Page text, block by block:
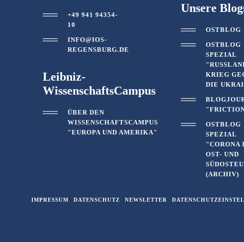
+49 941 94354-
10
INFO@IOS-
REGENSBURG.DE
Leibniz-
WissenschaftsCampus
ÜBER DEN
WISSENSCHAFTSCAMPUS
"EUROPA UND AMERIKA"
Unsere
OSTBLOG
OSTBLOG
SPEZIAL
KRIEG
DIE
OSTBLOG
SPEZIAL
"CORONA
OST- UND
(ARCHIV)
IMPRESSUM DATENSCHUTZ NEWSLETTER